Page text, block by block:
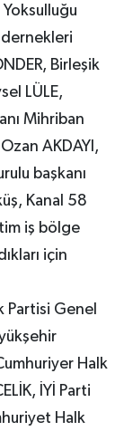
dernekleri
Birleşik
LÜLE,
Mihriban
AKDAYI,
başkanı
Kanal 58
iş bölge
için
Partisi Genel
Halk
İYİ Parti
Halk